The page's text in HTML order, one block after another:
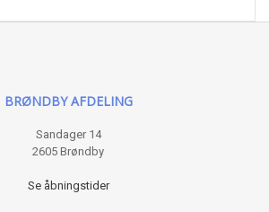
BRØNDBY AFDELING
Sandager 14
2605 Brøndby
Se åbningstider